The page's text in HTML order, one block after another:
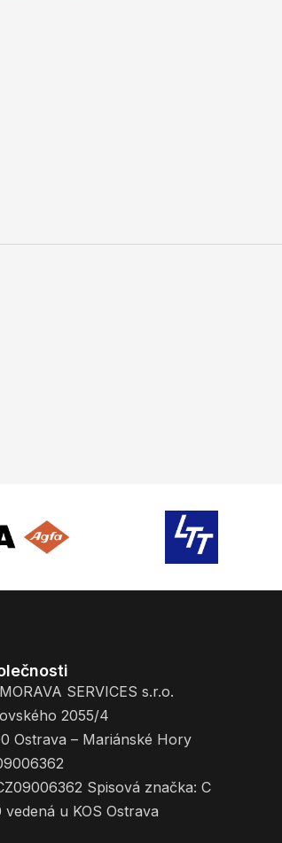
SERVICES s.r.o.
2055/4
Ostrava – Mariánské Hory
Spisová značka: C
vedená u KOS Ostrava